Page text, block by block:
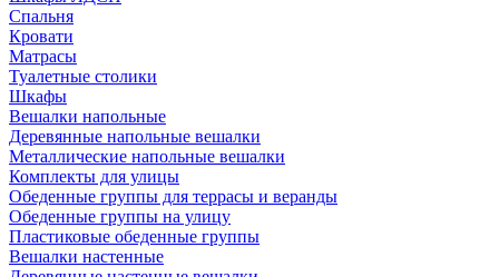
Спальня
Кровати
Матрасы
Туалетные столики
Шкафы
Вешалки напольные
Деревянные напольные вешалки
Металлические напольные вешалки
Комплекты для улицы
Обеденные группы для террасы и веранды
Обеденные группы на улицу
Пластиковые обеденные группы
Вешалки настенные